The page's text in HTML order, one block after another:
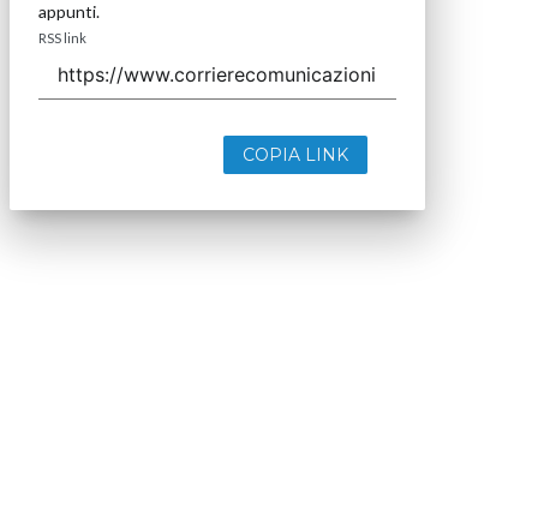
appunti.
RSS link
COPIA LINK